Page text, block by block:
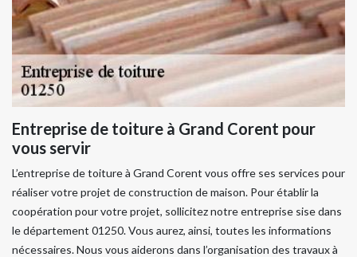
Entreprise de toiture à Grand Corent pour
vous servir
L’entreprise de toiture à Grand Corent vous offre ses services pour
réaliser votre projet de construction de maison. Pour établir la
coopération pour votre projet, sollicitez notre entreprise sise dans
le département 01250. Vous aurez, ainsi, toutes les informations
nécessaires. Nous vous aiderons dans l’organisation des travaux à